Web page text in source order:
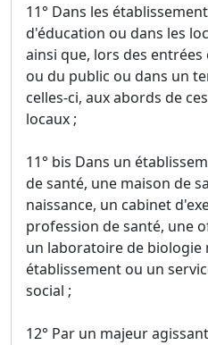
11° Dans les
d'éducation ou dans les
ainsi que, lors des entrées
ou du public ou dans un
celles-ci, aux abords de
locaux ;
11° bis Dans un
de santé, une maison de
naissance, un cabinet
profession de santé, une
un laboratoire de biologie
établissement ou un
social ;
12° Par un majeur